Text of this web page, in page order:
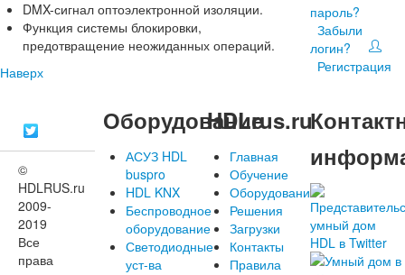
DMX-сигнал оптоэлектронной изоляции.
Функция системы блокировки,
предотвращение неожиданных операций.
Наверх
пароль?
Забыли
логин?
Регистрация
©
HDLRUS.ru
2009-
2019
Все
права
Оборудование
АСУЗ HDL
buspro
HDL KNX
Беспроводное
оборудование
Светодиодные
уст-ва
HDLrus.ru
Главная
Обучение
Оборудование
Решения
Загрузки
Контакты
Правила